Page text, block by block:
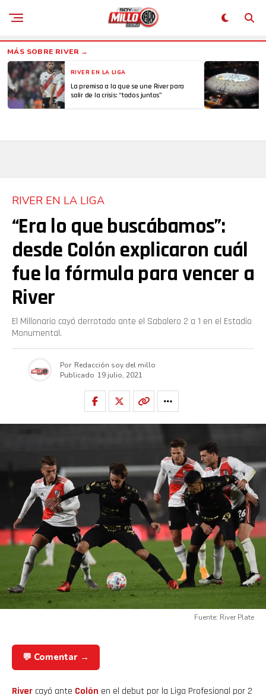
RIVER EN LA LIGA
La premisa a la que se une River para
salir de la crísis: “todos juntos”
RIVER EN LA LIGA
“Era lo que buscábamos”:
desde Colón explicaron cuál
fue la fórmula para vencer a
River
El Millonario cayó derrotado ante el Sabalero 2 a 1 en el Estadio
Monumental.
Por Redacción soy del millo
Publicado 19 julio, 2021
Fuente: River Plate
💬 Comentar →
River cayó ante Colón en el debut por la Liga Profesional por 2